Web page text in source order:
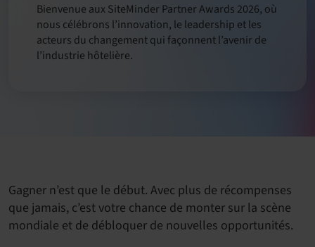
Bienvenue aux SiteMinder Partner Awards 2026, où
nous célébrons l’innovation, le leadership et les
acteurs du changement qui façonnent l’avenir de
l’industrie hôtelière.
Gagner n’est que le début. Avec plus de récompenses
que jamais, c’est votre chance de monter sur la scène
mondiale et de débloquer de nouvelles opportunités.